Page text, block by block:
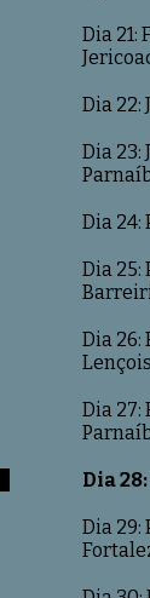
Dia 21:
Dia 22:
Dia 23:
Dia 24:
Dia 25:
Dia
Dia
Dia
Dia 29: